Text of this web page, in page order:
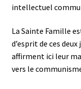
intellectuel
La Sainte Famille
d’esprit de ces
affirment ici leur
vers le